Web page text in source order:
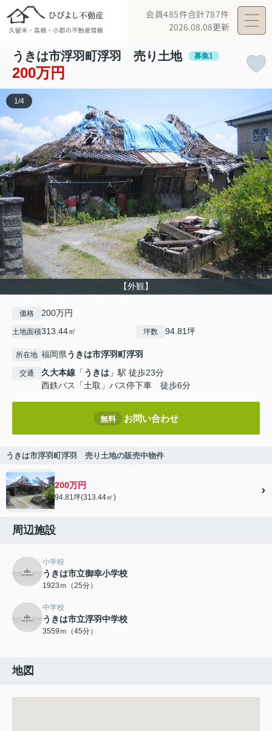
会員485件合計787件
2026.08.08更新
うきは市浮羽町浮羽 売り土地 募集1
200万円
【外観】
1/4
価格 200万円
土地面積313.44㎡ 坪数 94.81坪
所在地 福岡県うきは市浮羽町浮羽
交通 久大本線 「 うきは 」駅 徒歩23分
西鉄バス「土取」バス停下車 徒歩6分
無料 お問い合わせ
うきは市浮羽町浮羽 売り土地の販売中物件
200万円
94.81坪(313.44㎡)
周辺施設
小学校
うきは市立御幸小学校
1923ｍ（25分）
中学校
うきは市立浮羽中学校
3559ｍ（45分）
地図